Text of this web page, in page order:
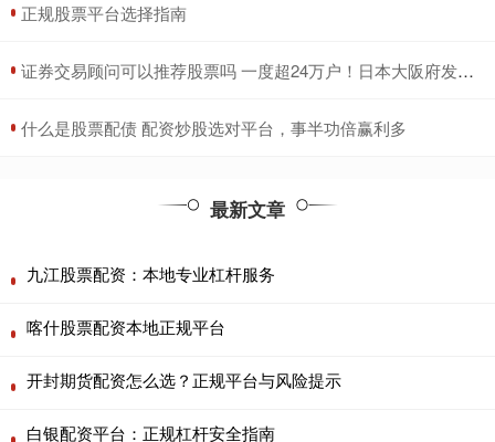
​正规股票平台选择指南
​证券交易顾问可以推荐股票吗 一度超24万户！日本大阪府发生大规模停电
​什么是股票配债 配资炒股选对平台，事半功倍赢利多
最新文章
九江股票配资：本地专业杠杆服务
喀什股票配资本地正规平台
开封期货配资怎么选？正规平台与风险提示
白银配资平台：正规杠杆安全指南